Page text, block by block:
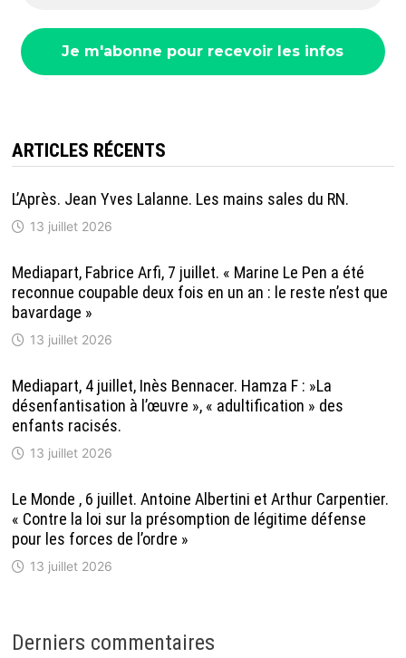
ARTICLES RÉCENTS
L’Après. Jean Yves Lalanne. Les mains sales du RN.
13 juillet 2026
Mediapart, Fabrice Arfi, 7 juillet. « Marine Le Pen a été
reconnue coupable deux fois en un an : le reste n’est que
bavardage »
13 juillet 2026
Mediapart, 4 juillet, Inès Bennacer. Hamza F : »La
désenfantisation à l’œuvre », « adultification » des
enfants racisés.
13 juillet 2026
Le Monde , 6 juillet. Antoine Albertini et Arthur Carpentier.
« Contre la loi sur la présomption de légitime défense
pour les forces de l’ordre »
13 juillet 2026
Derniers commentaires